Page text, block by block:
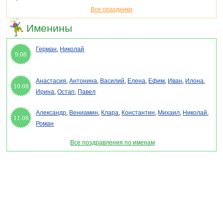
Все праздники
Именины
9.08
Герман, Николай
10.08
Анастасия,Антонина, Василий, Елена, Ефим, Иван, Илона,
Ирина,Остап, Павел
11.08
Александр, Вениамин, Клара, Константин, Михаил, Николай,
Роман
Все поздравления по именам